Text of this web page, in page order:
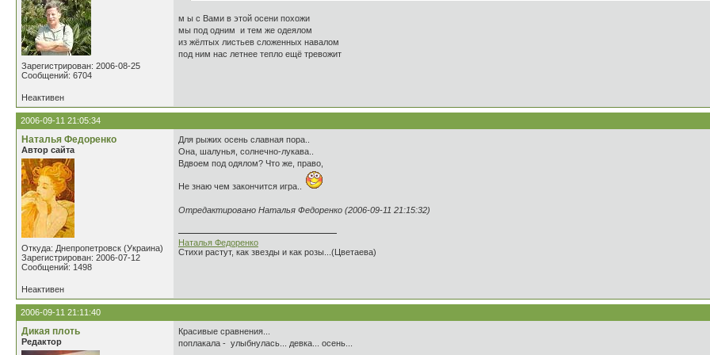
Зарегистрирован: 2006-08-25
Сообщений: 6704
м ы с Вами в этой осени похожи
мы под одним и тем же одеялом
из жёлтых листьев сложенных навалом
под ним нас летнее тепло ещё тревожит
Неактивен
2006-09-11 21:05:34
Наталья Федоренко
Автор сайта
Откуда: Днепропетровск (Украина)
Зарегистрирован: 2006-07-12
Сообщений: 1498
Для рыжих осень славная пора..
Она, шалунья, солнечно-лукава..
Вдвоем под одялом? Что же, право,
Не знаю чем закончится игра..
Отредактировано Наталья Федоренко (2006-09-11 21:15:32)
Наталья Федоренко
Стихи растут, как звезды и как розы...(Цветаева)
Неактивен
2006-09-11 21:11:40
Дикая плоть
Редактор
Красивые сравнения...
поплакала - улыбнулась... девка... осень...